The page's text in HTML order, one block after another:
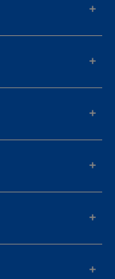
+
+
+
+
+
+